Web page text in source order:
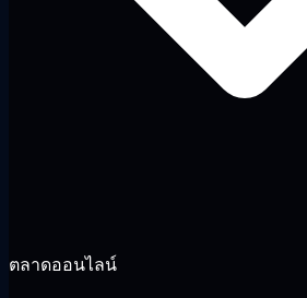
ตลาดออนไลน์